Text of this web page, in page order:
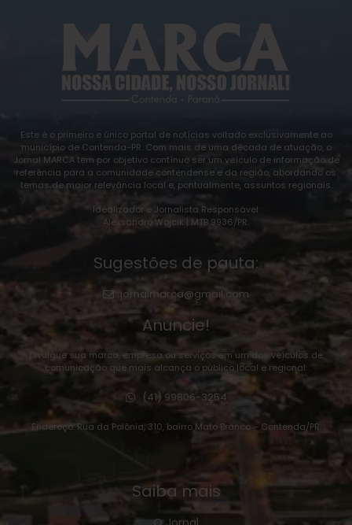
Este é o primeiro e único portal de notícias voltado exclusivamente ao
município de Contenda-PR. Com mais de uma década de atuação, o
Jornal MARCA tem por objetivo contínuo ser um veículo de informação de
referência para a comunidade contendense e da região, abordando os
temas de maior relevância local e, pontualmente, assuntos regionais.
Idealizador e Jornalista Responsável:
Alexsandro Wojcik | MTB 9936/PR.
Sugestões de pauta:
jornalmarca@gmail.com
Anuncie!
Divulgue sua marca, empresa ou serviços em um dos veículos de
comunicação que mais alcança o público local e regional:
(41) 99806-3254
Endereço: Rua da Polônia, 310, bairro Mato Branco – Contenda/PR.
Saiba mais